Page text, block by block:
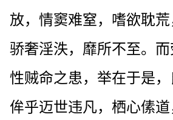
放，情窦难窒，嗜欲耽荒
骄奢淫泆，靡所不至。
性贼命之患，举在于是
侔乎迈世违凡，栖心傃